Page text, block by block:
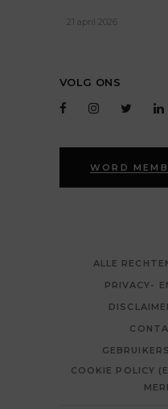
21 april 2026
VOLG ONS
WORD
ALLE
PRIVACY-
COOKIE POLICY